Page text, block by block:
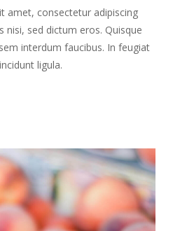
amet, consectetur adipiscing
nisi, sed dictum eros. Quisque
interdum faucibus. In feugiat
ligula.